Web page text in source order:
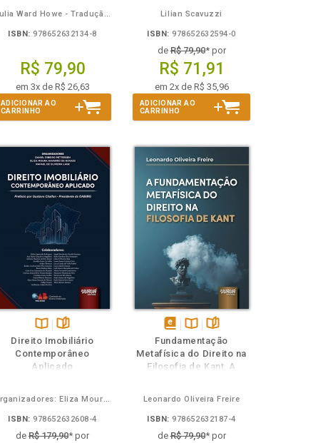
Julia Ward Howe - Tradução: Osvaldo Ferreira de Carvalho
ISBN: 978652632134-8
R$ 79,90
em 3x de R$ 26,63
ADICIONAR AO
CARRINHO
Lilian Scavuzzi
ISBN: 978652632594-0
deR$ 79,90* por
R$ 71,91
em 2x de R$ 35,96
ADICIONAR AO
CARRINHO
Disponível
na
B.V.
páginas
Direito Imobiliário
Contemporâneo
Aplicado
Organizadores: Eliza Moura Navarro de Novaes, Rafael de Oliveira Lage, Daniel Ribeiro Pettersen
ISBN: 978652632608-4
de R$ 179,90* por
disponível
em
eBook
Disponível
na
B.V.
páginas
Fundamentação
Metafísica do Direito na
Filosofia de Kant, A
Leonardo Oliveira Freire
ISBN: 978652632187-4
deR$ 79,90* por